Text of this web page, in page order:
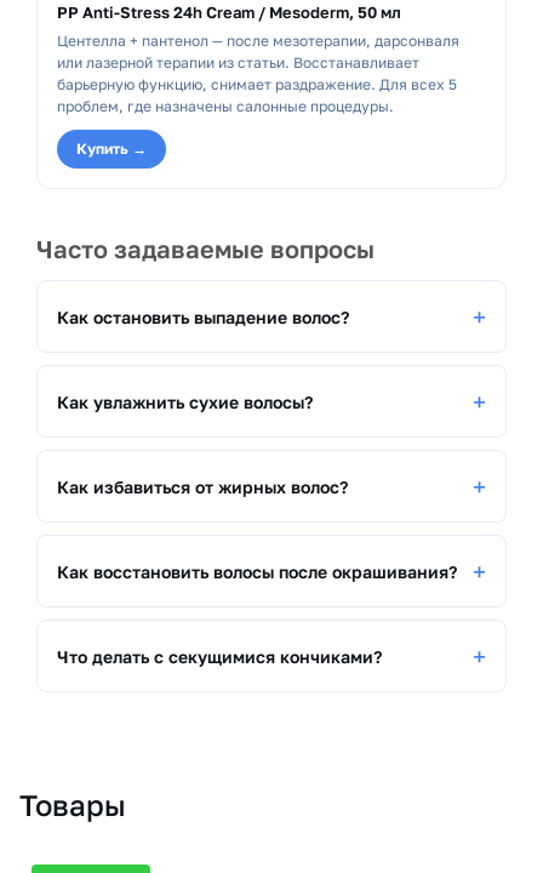
PP Anti-Stress 24h Cream / Mesoderm, 50 мл
Центелла + пантенол — после мезотерапии, дарсонваля
или лазерной терапии из статьи. Восстанавливает
барьерную функцию, снимает раздражение. Для всех 5
проблем, где назначены салонные процедуры.
Купить →
Часто задаваемые вопросы
Как остановить выпадение волос?
Как увлажнить сухие волосы?
Как избавиться от жирных волос?
Как восстановить волосы после окрашивания?
Что делать с секущимися кончиками?
Товары